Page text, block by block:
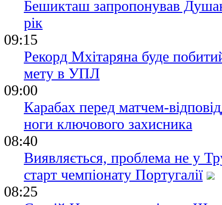
Бешикташ запропонував
рік
09:15
Рекорд Мхітаряна буде
мету в УПЛ
09:00
Карабах перед матчем-
ноги ключового захисника
08:40
Виявляється, проблема не у
старт чемпіонату Португалії
08:25